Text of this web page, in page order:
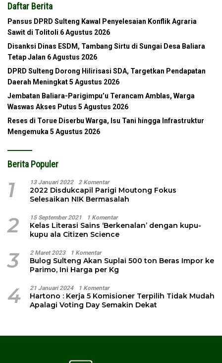
Daftar Berita
Pansus DPRD Sulteng Kawal Penyelesaian Konflik Agraria
Sawit di Tolitoli 6 Agustus 2026
Disanksi Dinas ESDM, Tambang Sirtu di Sungai Desa Baliara
Tetap Jalan 6 Agustus 2026
DPRD Sulteng Dorong Hilirisasi SDA, Targetkan Pendapatan
Daerah Meningkat5 Agustus 2026
Jembatan Baliara-Parigimpu’u Terancam Amblas, Warga
Waswas Akses Putus 5 Agustus 2026
Reses di Torue Diserbu Warga, Isu Tani hingga Infrastruktur
Mengemuka 5 Agustus 2026
Berita Populer
1 13 Januari 2022 2 Komentar
2022 Disdukcapil Parigi Moutong Fokus
Selesaikan NIK Bermasalah
2 15 September 2021 1 Komentar
Kelas Literasi Sains ‘Berkenalan’ dengan kupu-
kupu ala Citizen Science
3 2 Maret 2023 1 Komentar
Bulog Sulteng Akan Suplai 500 ton Beras Impor ke
Parimo, Ini Harga per Kg
4 21 Januari 2024 1 Komentar
Hartono : Kerja 5 Komisioner Terpilih Tidak Mudah
Apalagi Voting Day Semakin Dekat